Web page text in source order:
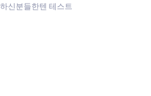
신분들한텐 테스트